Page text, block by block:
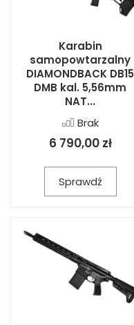
Karabin
samopowtarzalny
DIAMONDBACK DB15
DMB kal. 5,56mm
NAT...
Brak
6 790,00 zł
Sprawdź